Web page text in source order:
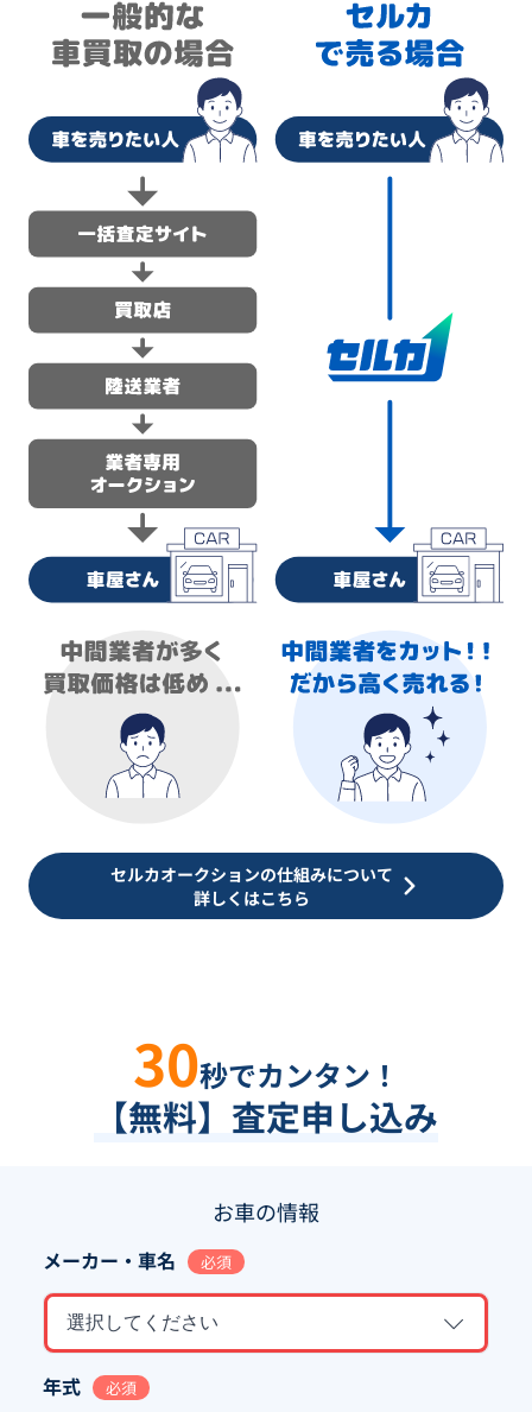
セルカオークションの仕組みについて
詳しくはこちら
30秒でカンタン！
【無料】査定申し込み
お車の情報
メーカー・車名 必須
選択してください
年式 必須